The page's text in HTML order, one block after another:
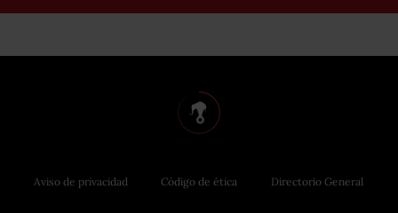
Aviso de privacidad Código de ética Directorio General